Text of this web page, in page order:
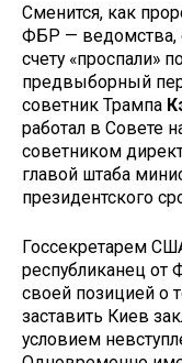
Сменится, как
ФБР — ведомства,
счету «проспали»
предвыборный
советник Трампа
работал в Совете
советником
главой штаба
президентского
Госсекретарем
республиканец от
своей позицией о
заставить Киев
условием